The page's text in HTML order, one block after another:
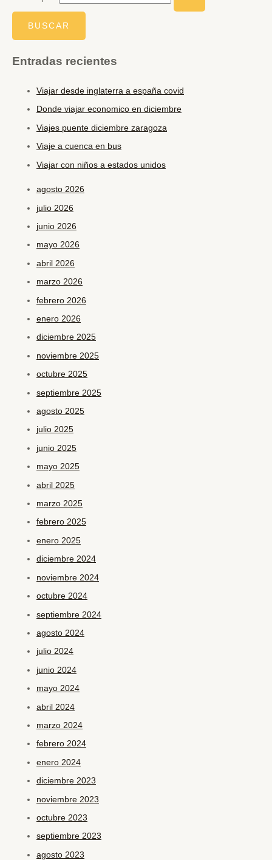
Entradas recientes
Viajar desde inglaterra a españa covid
Donde viajar economico en diciembre
Viajes puente diciembre zaragoza
Viaje a cuenca en bus
Viajar con niños a estados unidos
agosto 2026
julio 2026
junio 2026
mayo 2026
abril 2026
marzo 2026
febrero 2026
enero 2026
diciembre 2025
noviembre 2025
octubre 2025
septiembre 2025
agosto 2025
julio 2025
junio 2025
mayo 2025
abril 2025
marzo 2025
febrero 2025
enero 2025
diciembre 2024
noviembre 2024
octubre 2024
septiembre 2024
agosto 2024
julio 2024
junio 2024
mayo 2024
abril 2024
marzo 2024
febrero 2024
enero 2024
diciembre 2023
noviembre 2023
octubre 2023
septiembre 2023
agosto 2023